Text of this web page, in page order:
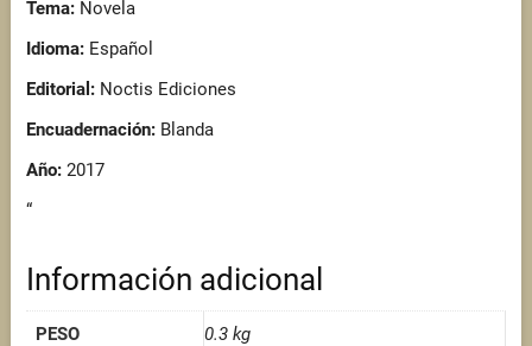
Tema:Novela
Idioma:Español
Editorial:Noctis Ediciones
Encuadernación:Blanda
Año:2017
“
Información adicional
PESO 0.3 kg